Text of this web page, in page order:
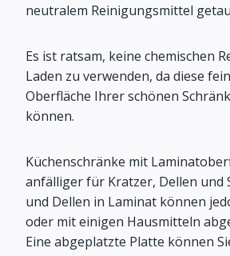
neutralem Reinigungsmittel
Es ist ratsam, keine chemischen
Laden zu verwenden, da diese
Oberfläche Ihrer schönen
können.
Küchenschränke mit
anfälliger für Kratzer, Dellen und
und Dellen in Laminat können
oder mit einigen Hausmitteln
Eine abgeplatzte Platte können